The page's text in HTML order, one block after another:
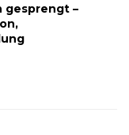
gesprengt –